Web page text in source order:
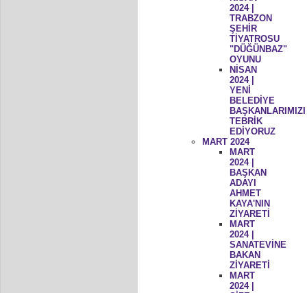
2024 |
TRABZON
ŞEHİR
TİYATROSU
"DÜĞÜNBAZ"
OYUNU
NİSAN
2024 |
YENİ
BELEDİYE
BAŞKANLARIMIZI
TEBRİK
EDİYORUZ
MART 2024
MART
2024 |
BAŞKAN
ADAYI
AHMET
KAYA'NIN
ZİYARETİ
MART
2024 |
SANATEVİNE
BAKAN
ZİYARETİ
MART
2024 |